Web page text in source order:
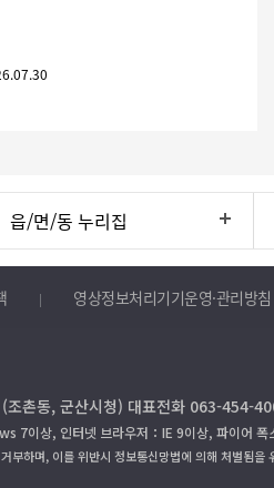
읍/면/동 누리집
영상정보처리기기운영·관리방침
촌동, 군산시청) 대표전화 063-454-
7이상, 인터넷 브라우저：IE 9이상, 파이어 폭
부하며, 이를 위반시 정보통신망법에 의해 처벌됨을